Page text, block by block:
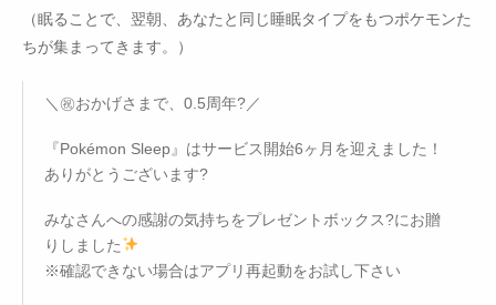
（眠ることで、翌朝、あなたと同じ睡眠タイプをもつポケモンた
ちが集まってきます。）
＼㊗おかげさまで、0.5周年?／
『Pokémon Sleep』はサービス開始6ヶ月を迎えました！
ありがとうございます?
みなさんへの感謝の気持ちをプレゼントボックス?にお贈
りしました
※確認できない場合はアプリ再起動をお試し下さい